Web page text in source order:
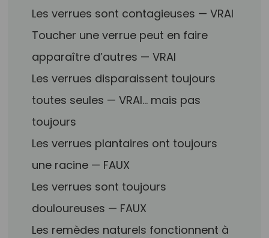
Les verrues sont contagieuses — VRAI
Toucher une verrue peut en faire
apparaître d’autres — VRAI
Les verrues disparaissent toujours
toutes seules — VRAI… mais pas
toujours
Les verrues plantaires ont toujours
une racine — FAUX
Les verrues sont toujours
douloureuses — FAUX
Les remèdes naturels fonctionnent à